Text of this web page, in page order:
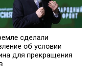
сделали
об условии
для прекращения